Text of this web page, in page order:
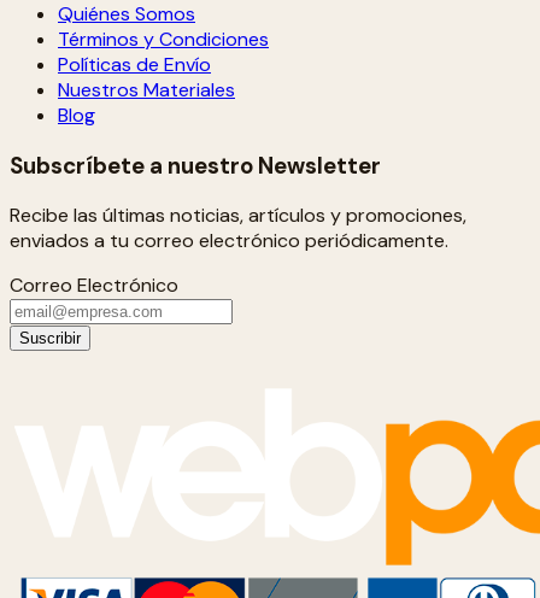
Quiénes Somos
Términos y Condiciones
Políticas de Envío
Nuestros Materiales
Blog
Subscríbete a nuestro Newsletter
Recibe las últimas noticias, artículos y promociones,
enviados a tu correo electrónico periódicamente.
Correo Electrónico
Suscribir